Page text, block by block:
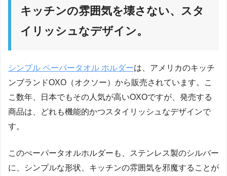
キッチンの雰囲気を壊さない、スタ
イリッシュなデザイン。
シンプル ペーパータオル ホルダーは、アメリカのキッチ
ンブランドOXO（オクソー）から販売されています。こ
こ数年、日本でもその人気が高いOXOですが、発売する
商品は、どれも機能的かつスタイリッシュなデザインで
す。
このぺーパータオルホルダーも、ステンレス製のシルバー
に、シンプルな形状、キッチンの雰囲気を邪魔することが